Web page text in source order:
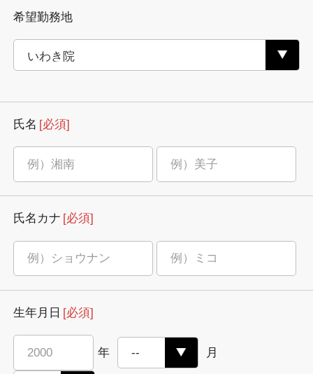
希望勤務地
氏名 [必須]
氏名カナ [必須]
生年月日 [必須]
年 月